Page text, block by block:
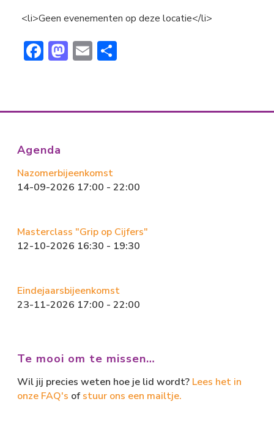
<li>Geen evenementen op deze locatie</li>
F
b
ok
M
o
n
E
l n
Agenda
Nazomerbijeenkomst
14-09-2026 17:00 - 22:00
Masterclass "Grip op Cijfers"
12-10-2026 16:30 - 19:30
Eindejaarsbijeenkomst
23-11-2026 17:00 - 22:00
Te mooi om te missen…
Wil jij precies weten hoe je lid wordt? Lees het in
onze FAQ's of stuur ons een mailtje.